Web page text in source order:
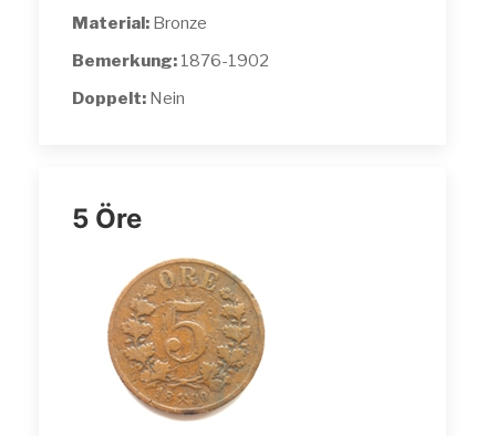
Material: Bronze
Bemerkung: 1876-1902
Doppelt: Nein
5 Öre